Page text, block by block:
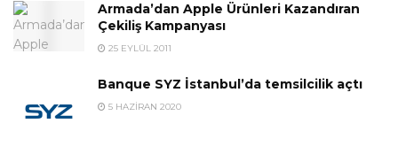
Armada’dan Apple Ürünleri Kazandıran
Çekiliş Kampanyası
25 EYLÜL 2011
Banque SYZ İstanbul’da temsilcilik açtı
5 HAZIRAN 2020